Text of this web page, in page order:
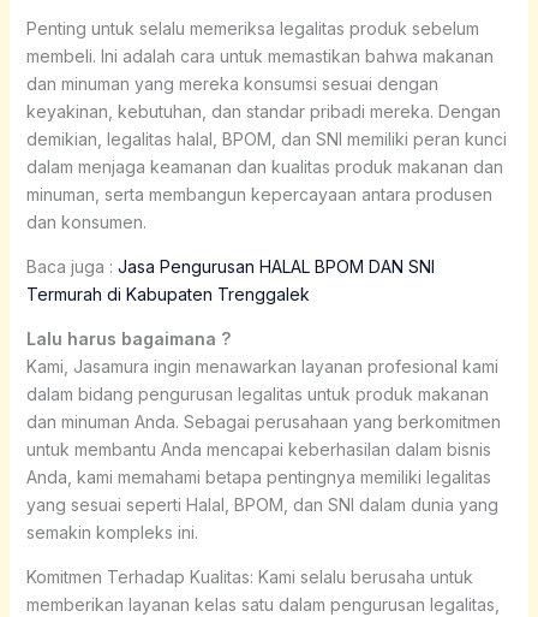
Penting untuk selalu memeriksa legalitas produk sebelum
membeli. Ini adalah cara untuk memastikan bahwa makanan
dan minuman yang mereka konsumsi sesuai dengan
keyakinan, kebutuhan, dan standar pribadi mereka. Dengan
demikian, legalitas halal, BPOM, dan SNI memiliki peran kunci
dalam menjaga keamanan dan kualitas produk makanan dan
minuman, serta membangun kepercayaan antara produsen
dan konsumen.
Baca juga : Jasa Pengurusan HALAL BPOM DAN SNI
Termurah di Kabupaten Trenggalek
Lalu harus bagaimana ?
Kami, Jasamura ingin menawarkan layanan profesional kami
dalam bidang pengurusan legalitas untuk produk makanan
dan minuman Anda. Sebagai perusahaan yang berkomitmen
untuk membantu Anda mencapai keberhasilan dalam bisnis
Anda, kami memahami betapa pentingnya memiliki legalitas
yang sesuai seperti Halal, BPOM, dan SNI dalam dunia yang
semakin kompleks ini.
Komitmen Terhadap Kualitas: Kami selalu berusaha untuk
memberikan layanan kelas satu dalam pengurusan legalitas,